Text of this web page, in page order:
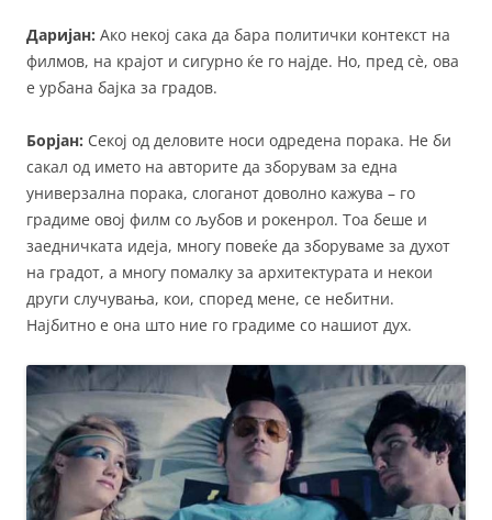
Даријан: Ако некој сака да бара политички контекст на
филмов, на крајот и сигурно ќе го најде. Но, пред сè, ова
е урбана бајка за градов.
Борјан: Секој од деловите носи одредена порака. Не би
сакал од името на авторите да зборувам за една
универзална порака, слоганот доволно кажува – го
градиме овој филм со љубов и рокенрол. Тоа беше и
заедничката идеја, многу повеќе да зборуваме за духот
на градот, а многу помалку за архитектурата и некои
други случувања, кои, според мене, се небитни.
Најбитно е она што ние го градиме со нашиот дух.